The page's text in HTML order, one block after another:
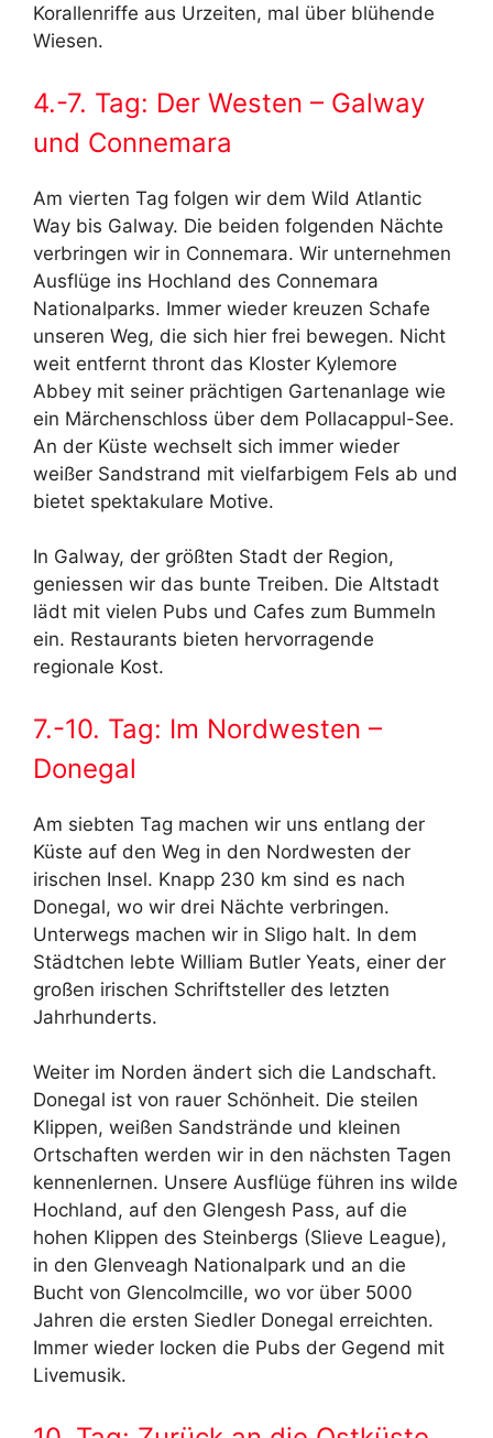
Korallenriffe aus Urzeiten, mal über blühende
Wiesen.
4.-7. Tag: Der Westen – Galway
und Connemara
Am vierten Tag folgen wir dem Wild Atlantic
Way bis Galway. Die beiden folgenden Nächte
verbringen wir in Connemara. Wir unternehmen
Ausflüge ins Hochland des Connemara
Nationalparks. Immer wieder kreuzen Schafe
unseren Weg, die sich hier frei bewegen. Nicht
weit entfernt thront das Kloster Kylemore
Abbey mit seiner prächtigen Gartenanlage wie
ein Märchenschloss über dem Pollacappul-See.
An der Küste wechselt sich immer wieder
weißer Sandstrand mit vielfarbigem Fels ab und
bietet spektakulare Motive.
In Galway, der größten Stadt der Region,
geniessen wir das bunte Treiben. Die Altstadt
lädt mit vielen Pubs und Cafes zum Bummeln
ein. Restaurants bieten hervorragende
regionale Kost.
7.-10. Tag: Im Nordwesten –
Donegal
Am siebten Tag machen wir uns entlang der
Küste auf den Weg in den Nordwesten der
irischen Insel. Knapp 230 km sind es nach
Donegal, wo wir drei Nächte verbringen.
Unterwegs machen wir in Sligo halt. In dem
Städtchen lebte William Butler Yeats, einer der
großen irischen Schriftsteller des letzten
Jahrhunderts.
Weiter im Norden ändert sich die Landschaft.
Donegal ist von rauer Schönheit. Die steilen
Klippen, weißen Sandstrände und kleinen
Ortschaften werden wir in den nächsten Tagen
kennenlernen. Unsere Ausflüge führen ins wilde
Hochland, auf den Glengesh Pass, auf die
hohen Klippen des Steinbergs (Slieve League),
in den Glenveagh Nationalpark und an die
Bucht von Glencolmcille, wo vor über 5000
Jahren die ersten Siedler Donegal erreichten.
Immer wieder locken die Pubs der Gegend mit
Livemusik.